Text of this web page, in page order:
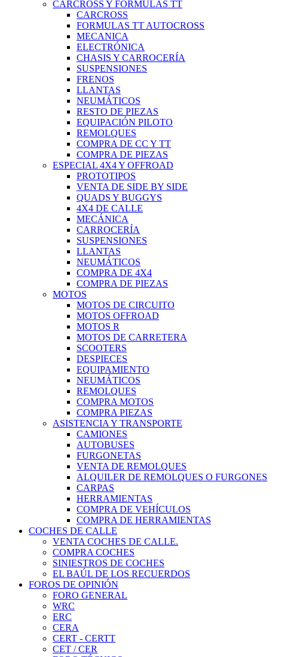
CARCROSS Y FÓRMULAS TT
CARCROSS
FORMULAS TT AUTOCROSS
MECANICA
ELECTRÓNICA
CHASIS Y CARROCERÍA
SUSPENSIONES
FRENOS
LLANTAS
NEUMÁTICOS
RESTO DE PIEZAS
EQUIPACIÓN PILOTO
REMOLQUES
COMPRA DE CC Y TT
COMPRA DE PIEZAS
ESPECIAL 4X4 Y OFFROAD
PROTOTIPOS
VENTA DE SIDE BY SIDE
QUADS Y BUGGYS
4X4 DE CALLE
MECÁNICA
CARROCERÍA
SUSPENSIONES
LLANTAS
NEUMÁTICOS
COMPRA DE 4X4
COMPRA DE PIEZAS
MOTOS
MOTOS DE CIRCUITO
MOTOS OFFROAD
MOTOS R
MOTOS DE CARRETERA
SCOOTERS
DESPIECES
EQUIPAMIENTO
NEUMÁTICOS
REMOLQUES
COMPRA MOTOS
COMPRA PIEZAS
ASISTENCIA Y TRANSPORTE
CAMIONES
AUTOBUSES
FURGONETAS
VENTA DE REMOLQUES
ALQUILER DE REMOLQUES O FURGONES
CARPAS
HERRAMIENTAS
COMPRA DE VEHÍCULOS
COMPRA DE HERRAMIENTAS
COCHES DE CALLE
VENTA COCHES DE CALLE.
COMPRA COCHES
SINIESTROS DE COCHES
EL BAÚL DE LOS RECUERDOS
FOROS DE OPINIÓN
FORO GENERAL
WRC
ERC
CERA
CERT - CERTT
CET / CER